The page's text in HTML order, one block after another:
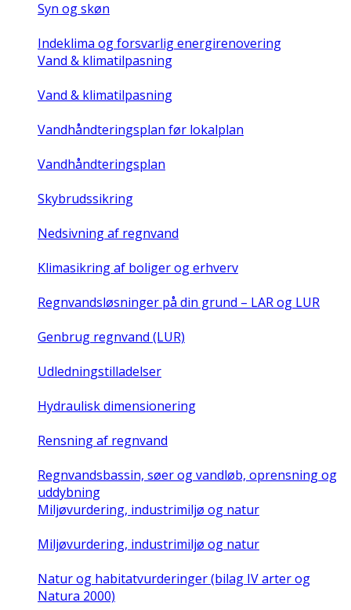
Syn og skøn
Indeklima og forsvarlig energirenovering
Vand & klimatilpasning
Vand & klimatilpasning
Vandhåndteringsplan før lokalplan
Vandhåndteringsplan
Skybrudssikring
Nedsivning af regnvand
Klimasikring af boliger og erhverv
Regnvandsløsninger på din grund – LAR og LUR
Genbrug regnvand (LUR)
Udledningstilladelser
Hydraulisk dimensionering
Rensning af regnvand
Regnvandsbassin, søer og vandløb, oprensning og
uddybning
Miljøvurdering, industrimiljø og natur
Miljøvurdering, industrimiljø og natur
Natur og habitatvurderinger (bilag IV arter og
Natura 2000)